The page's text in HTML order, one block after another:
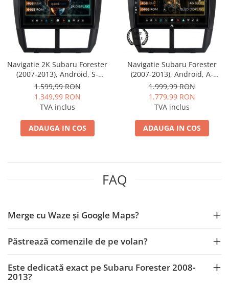
Mitsubishi
Land Rover
Mazda
Isuzu
Volvo
Rame adaptoare Mazda
Rame adaptoare Kia
Rame adaptoare Alfa Romeo
Rame adaptoare Nissan
Rame adaptoare Fiat
Rame adaptoare Hyundai
Rame adaptoare Isuzu
Navigatie 2K Subaru Forester
(2007-2013), Android, S-
Quadcore / 4GB RAM + 64GB
ROM, 9.5 Inch - AD-
BGS90042K+AD-BGRKIT333
1.599,99 RON
1.349,99 RON
TVA inclus
ADAUGA IN COS
Navigatie Subaru Forester
(2007-2013), Android, A-
Octacore / 4GB RAM + 64GB
ROM, 9 Inch - AD-
BGA9004+AD-BGRKIT333
1.999,99 RON
1.779,99 RON
TVA inclus
ADAUGA IN COS
FAQ
Merge cu Waze și Google Maps?
Păstrează comenzile de pe volan?
Este dedicată exact pe Subaru Forester 2008-
2013?